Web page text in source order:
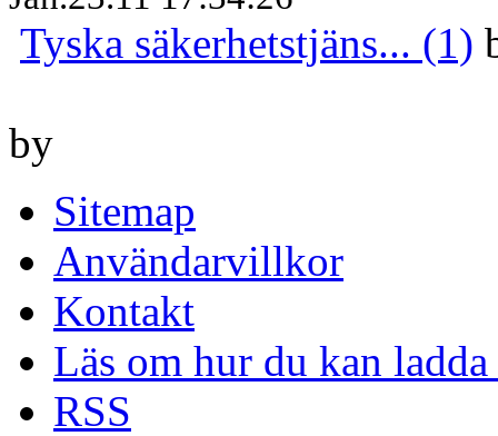
Tyska säkerhetstjäns... (1)
by
Sitemap
Användarvillkor
Kontakt
Läs om hur du kan
RSS